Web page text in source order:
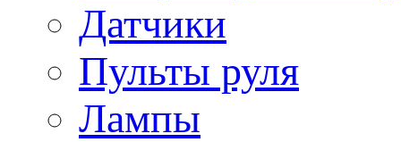
Датчики
Пульты руля
Лампы